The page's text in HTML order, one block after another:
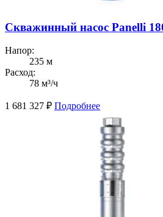
Скважинный насос Panelli
Напор:
235 м
Расход:
78 м³/ч
1 681 327 ₽ Подробнее